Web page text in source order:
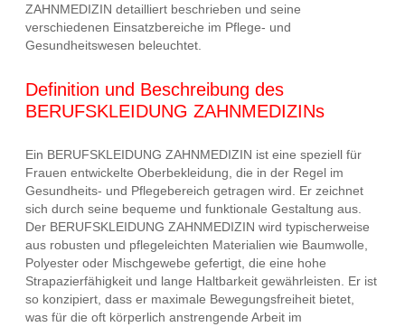
ZAHNMEDIZIN detailliert beschrieben und seine
verschiedenen Einsatzbereiche im Pflege- und
Gesundheitswesen beleuchtet.
Definition und Beschreibung des
BERUFSKLEIDUNG ZAHNMEDIZINs
Ein BERUFSKLEIDUNG ZAHNMEDIZIN ist eine speziell für
Frauen entwickelte Oberbekleidung, die in der Regel im
Gesundheits- und Pflegebereich getragen wird. Er zeichnet
sich durch seine bequeme und funktionale Gestaltung aus.
Der BERUFSKLEIDUNG ZAHNMEDIZIN wird typischerweise
aus robusten und pflegeleichten Materialien wie Baumwolle,
Polyester oder Mischgewebe gefertigt, die eine hohe
Strapazierfähigkeit und lange Haltbarkeit gewährleisten. Er ist
so konzipiert, dass er maximale Bewegungsfreiheit bietet,
was für die oft körperlich anstrengende Arbeit im